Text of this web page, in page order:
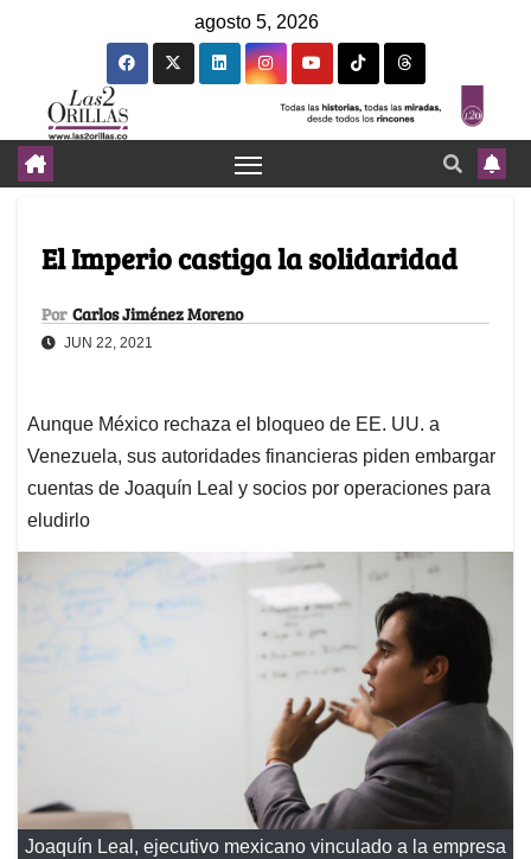
agosto 5, 2026
El Imperio castiga la solidaridad
Por Carlos Jiménez Moreno
JUN 22, 2021
Aunque México rechaza el bloqueo de EE. UU. a
Venezuela, sus autoridades financieras piden embargar
cuentas de Joaquín Leal y socios por operaciones para
eludirlo
Joaquín Leal, ejecutivo mexicano vinculado a la empresa